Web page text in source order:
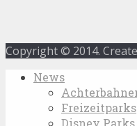
Copyright © 2014.
News
Freizeitparks
Disney Parks